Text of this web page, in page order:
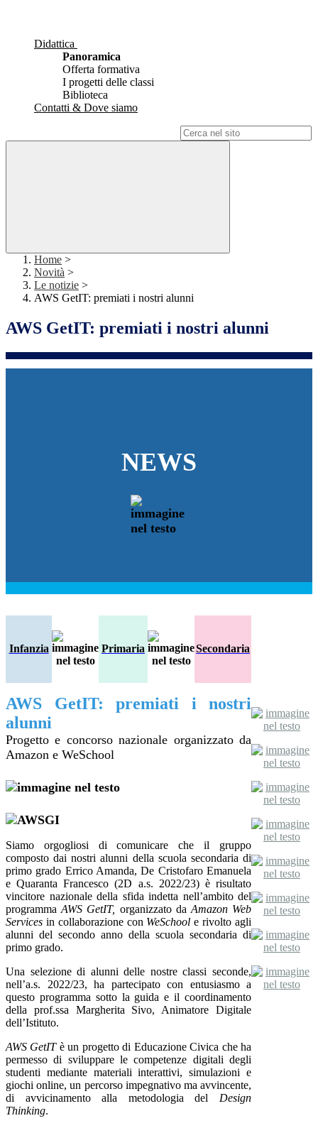
Didattica
Panoramica
Offerta formativa
I progetti delle classi
Biblioteca
Contatti & Dove siamo
Home >
Novità >
Le notizie >
AWS GetIT: premiati i nostri alunni
AWS GetIT: premiati i nostri alunni
NEWS
Infanzia Primaria Secondaria
AWS GetIT: premiati i nostri
alunni
Progetto e concorso nazionale organizzato da
Amazon e WeSchool
Siamo orgogliosi di comunicare che il gruppo
composto dai nostri alunni della scuola secondaria di
primo grado Errico Amanda, De Cristofaro Emanuela
e Quaranta Francesco (2D a.s. 2022/23) è risultato
vincitore nazionale della sfida indetta nell’ambito del
programma AWS GetIT, organizzato da Amazon Web
Services in collaborazione con WeSchool e rivolto agli
alunni del secondo anno della scuola secondaria di
primo grado.
Una selezione di alunni delle nostre classi seconde,
nell’a.s. 2022/23, ha partecipato con entusiasmo a
questo programma sotto la guida e il coordinamento
della prof.ssa Margherita Sivo, Animatore Digitale
dell’Istituto.
AWS GetITè un progetto di Educazione Civica che ha
permesso di sviluppare le competenze digitali degli
studenti mediante materiali interattivi, simulazioni e
giochi online, un percorso impegnativo ma avvincente,
di avvicinamento alla metodologia del Design
Thinking.